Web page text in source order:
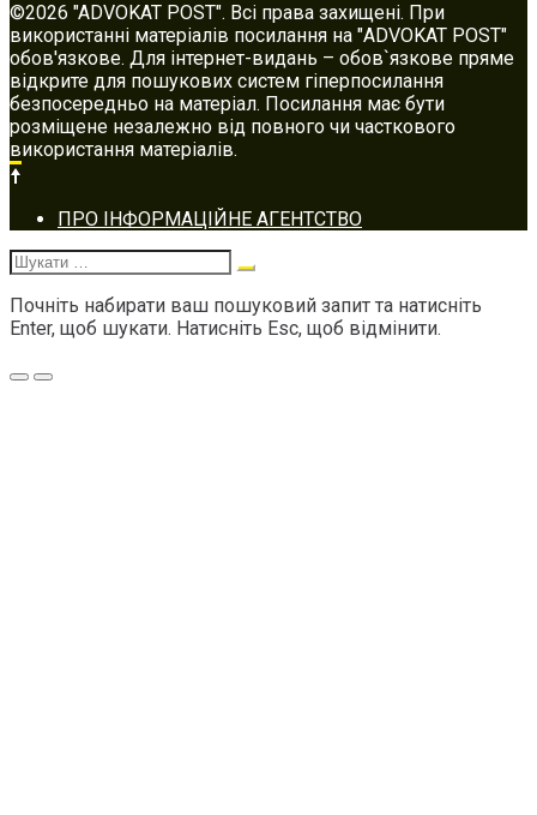
©2026 "ADVOKAT POST". Всі права захищені. При
використанні матеріалів посилання на "ADVOKAT POST"
обов'язкове. Для інтернет-видань – обов`язкове пряме
відкрите для пошукових систем гіперпосилання
безпосередньо на матеріал. Посилання має бути
розміщене незалежно від повного чи часткового
використання матеріалів.
Footer
navigation
ПРО ІНФОРМАЦІЙНЕ АГЕНТСТВО
Шукати:
Почніть набирати ваш пошуковий запит та натисніть
Enter, щоб шукати. Натисніть Esc, щоб відмінити.
Меню